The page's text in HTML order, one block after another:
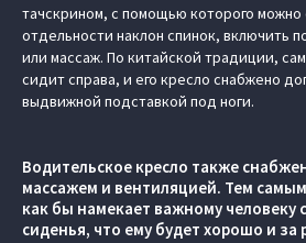
тачскрином, с помощью которого можно
отдельности наклон спинок, включить
или массаж. По китайской традиции,
сидит справа, и его кресло снабжено
выдвижной подставкой под ноги.
Водительское кресло также
массажем и вентиляцией. Тем самым
как бы намекает важному человеку
сиденья, что ему будет хорошо и за